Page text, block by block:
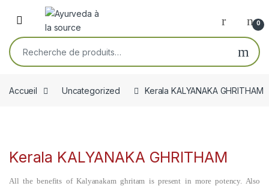
Skip to navigation
Skip to content
Open 0
Recherche pour :
Accueil Uncategorized Kerala KALYANAKA GHRITHAM
Kerala KALYANAKA GHRITHAM
All the benefits of Kalyanakam ghritam is present in more potency. Also